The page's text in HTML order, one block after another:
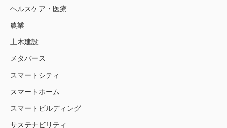
ヘルスケア・医療
農業
土木建設
メタバース
スマートシティ
スマートホーム
スマートビルディング
サステナビリティ